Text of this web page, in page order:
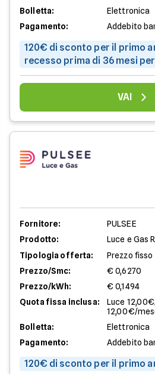
Bolletta:
Elettronica
Pagamento:
Addebito
120€ di sconto per il primo
recesso prima di 36 mesi
VAI
Fornitore:
PULSEE
Prodotto:
Luce e Gas
Tipologia offerta:
Prezzo
Prezzo/Smc:
€ 0,6270
Prezzo/kWh:
€ 0,1494
Quota fissa inclusa:
Luce
12,00€/
Bolletta:
Elettronica
Pagamento:
Addebito
120€ di sconto per il primo